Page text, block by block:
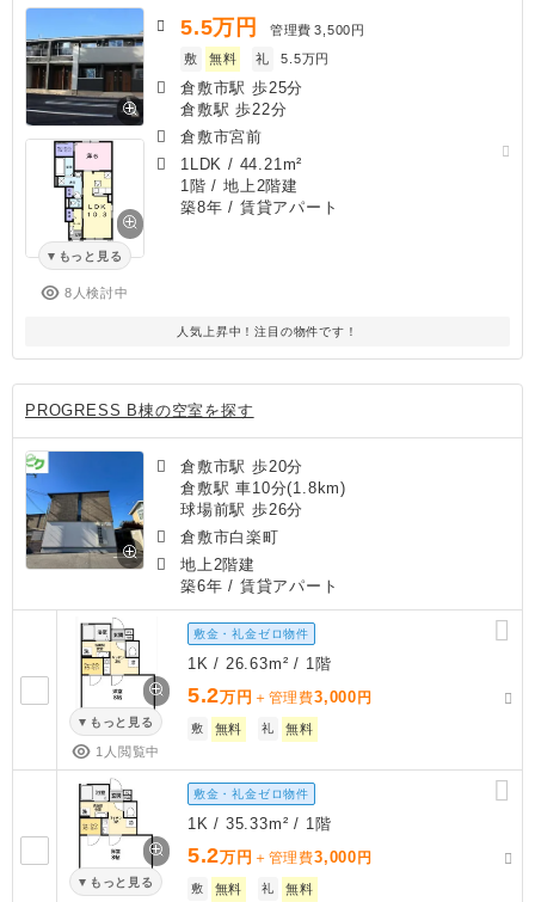
もっと見る
8人検討中
5.5万円 管理費 3,500円
敷
無料 礼 5.5万円
倉敷市駅 歩25分
倉敷駅 歩22分
倉敷市宮前
1LDK / 44.21m²
1階 / 地上2階建
築8年 / 賃貸アパート
人気上昇中！注目の物件です！
PROGRESS B棟の空室を探す
倉敷市駅 歩20分
倉敷駅 車10分(1.8km)
球場前駅 歩26分
倉敷市白楽町
地上2階建
築6年 / 賃貸アパート
もっと見る
1人閲覧中
敷金・礼金ゼロ物件
1K / 26.63m² / 1階
5.2万円 ＋管理費3,000 円
敷 無料 礼 無料
もっと見る
敷金・礼金ゼロ物件
1K / 35.33m² / 1階
5.2万円 ＋管理費3,000 円
敷 無料 礼 無料